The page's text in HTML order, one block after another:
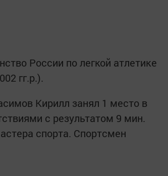
России по легкой атлетике
гг.р.).
Кирилл занял 1 место в
с результатом 9 мин.
спорта. Спортсмен